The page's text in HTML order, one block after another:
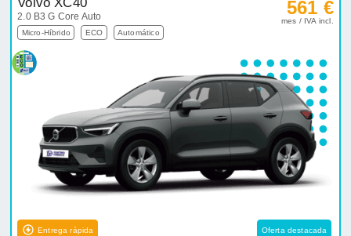
2.0 B3 G Core Auto
Micro-Híbrido ECO Automático
561 €
mes / IVA incl.
Entrega rápida Oferta destacada